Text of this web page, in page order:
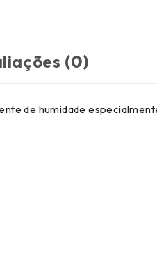
(0)
de humidade